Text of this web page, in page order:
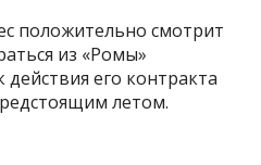
положительно смотрит
из «Ромы»
действия его контракта
летом.